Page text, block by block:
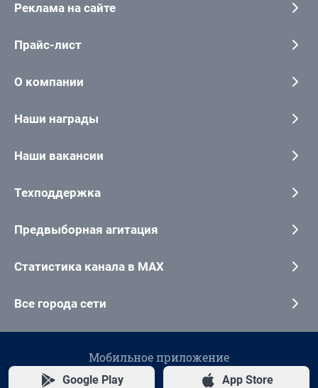
Реклама на сайте
Прайс-лист
О компании
Наши награды
Наши вакансии
Техподдержка
Предвыборная агитация
Статистика канала в MAX
Все города сети
Мобильное приложение
Google Play App Store